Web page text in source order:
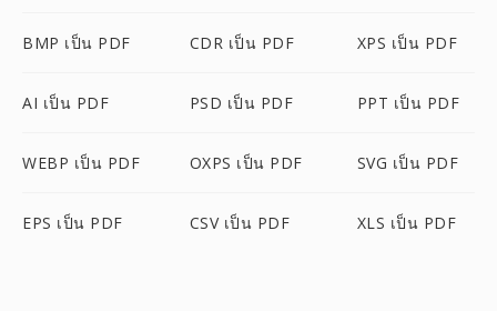
BMP เป็น PDF CDR เป็น PDF XPS เป็น PDF
AI เป็น PDF PSD เป็น PDF PPT เป็น PDF
WEBP เป็น PDF OXPS เป็น PDF SVG เป็น PDF
EPS เป็น PDF CSV เป็น PDF XLS เป็น PDF